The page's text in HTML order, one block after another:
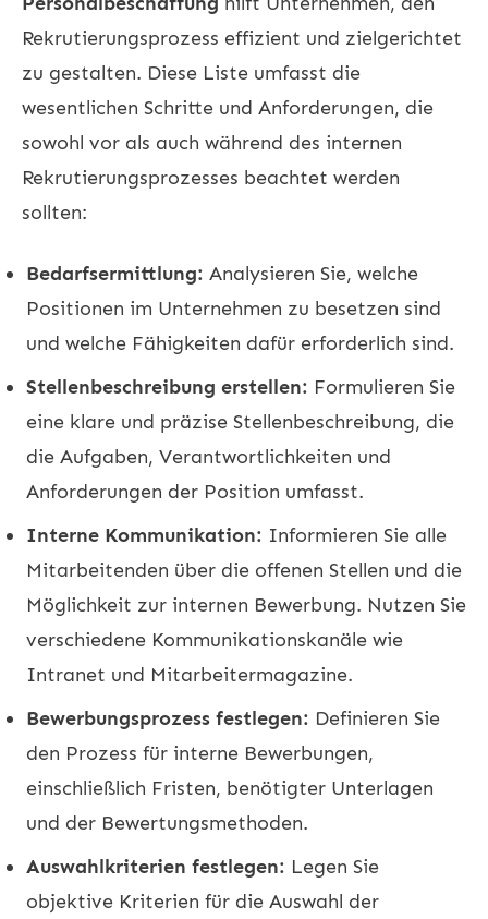
Rekrutierungsprozess effizient und zielgerichtet
zu gestalten. Diese Liste umfasst die
wesentlichen Schritte und Anforderungen, die
sowohl vor als auch während des internen
Rekrutierungsprozesses beachtet werden
sollten:
Bedarfsermittlung: Analysieren Sie, welche
Positionen im Unternehmen zu besetzen sind
und welche Fähigkeiten dafür erforderlich sind.
Stellenbeschreibung erstellen: Formulieren Sie
eine klare und präzise Stellenbeschreibung, die
die Aufgaben, Verantwortlichkeiten und
Anforderungen der Position umfasst.
Interne Kommunikation: Informieren Sie alle
Mitarbeitenden über die offenen Stellen und die
Möglichkeit zur internen Bewerbung. Nutzen Sie
verschiedene Kommunikationskanäle wie
Intranet und Mitarbeitermagazine.
Bewerbungsprozess festlegen: Definieren Sie
den Prozess für interne Bewerbungen,
einschließlich Fristen, benötigter Unterlagen
und der Bewertungsmethoden.
Auswahlkriterien festlegen: Legen Sie
objektive Kriterien für die Auswahl der